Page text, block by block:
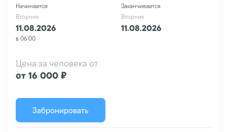
Начинается
Вторник
11.08.2026
в 06:00
Заканчивается
Вторник
11.08.2026
Цена за человека от
от 16 000 ₽
Забронировать